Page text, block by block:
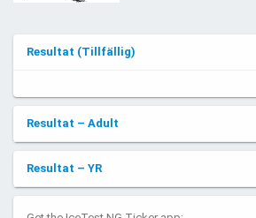
Resultat (Tillfällig)
Resultat – Adult
Resultat – YR